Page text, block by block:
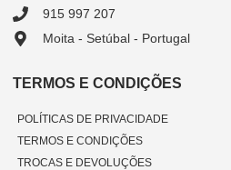
915 997 207
Moita - Setúbal - Portugal
TERMOS E CONDIÇÕES
POLÍTICAS DE PRIVACIDADE
TERMOS E CONDIÇÕES
TROCAS E DEVOLUÇÕES